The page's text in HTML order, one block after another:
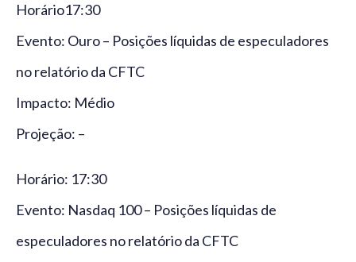
Horário17:30
Evento: Ouro – Posições líquidas de especuladores
no relatório da CFTC
Impacto: Médio
Projeção: –
Horário: 17:30
Evento: Nasdaq 100 – Posições líquidas de
especuladores no relatório da CFTC